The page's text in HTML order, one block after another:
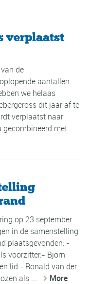
verplaatst
de
aantallen
we helaas
dit jaar af te
verplaatst naar
met
op 23 september
in de samenstelling
plaatsgevonden: -
voorzitter.- Björn
lid.- Ronald van der
als ...
More